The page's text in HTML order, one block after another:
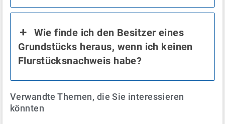
Wie finde ich den Besitzer eines
Grundstücks heraus, wenn ich keinen
Flurstücksnachweis habe?
Verwandte Themen, die Sie interessieren
könnten